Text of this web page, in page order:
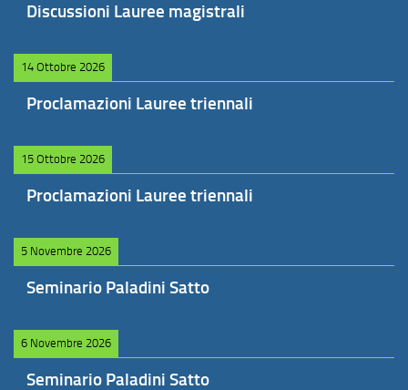
Discussioni Lauree magistrali
14 Ottobre 2026
Proclamazioni Lauree triennali
15 Ottobre 2026
Proclamazioni Lauree triennali
5 Novembre 2026
Seminario Paladini Satto
6 Novembre 2026
Seminario Paladini Satto